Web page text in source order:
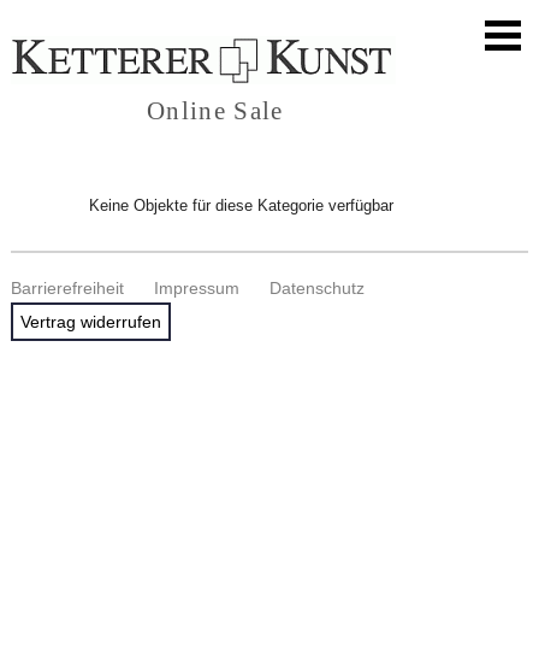
Online Sale
Keine Objekte für diese Kategorie verfügbar
Barrierefreiheit Impressum
Datenschutz
Vertrag widerrufen